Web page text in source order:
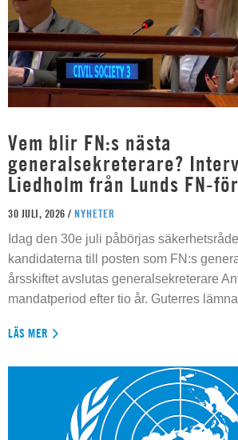
Vem blir FN:s nästa
generalsekreterare?
Liedholm från Lunds FN-
30 JULI, 2026 / NYHETER
Idag den 30e juli påbörjas
kandidaterna till posten som FN:s
årsskiftet avslutas generalsekreterare
mandatperiod efter tio år. Guterres
LÄS MER